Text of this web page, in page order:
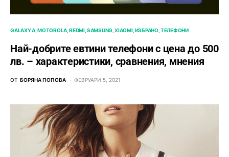
GALAXY A MOTOROLA REDMI SAMSUNG XIAOMI ИЗБРАНО ТЕЛЕФОНИ
Най-добрите евтини телефони с ценa до 500
лв. – характeристики, сравнения, мнения
ОТ БОРЯНА ПОПОВА ФЕВРУАРИ 5, 2021